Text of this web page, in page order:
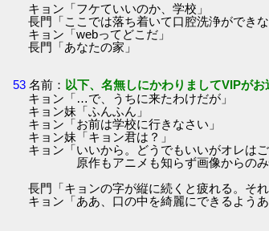
キョン「フケていいのか、学校」
長門「ここでは落ち着いて口腔洗浄ができ
キョン「webってどこだ」
長門「あなたの家」
53 名前： 以下、名無しにかわりましてVIPがお
キョン「…で、うちに来たわけだが」
キョン妹「ふんふん」
キョン「お前は学校に行きなさい」
キョン妹「キョン君は？」
キョン「いいから。どうでもいいがオレは
原作もアニメも知らず画像からのみ情
長門「キョンの字が縦に続くと疲れる。それ
キョン「ああ、口の中を綺麗にできるよう